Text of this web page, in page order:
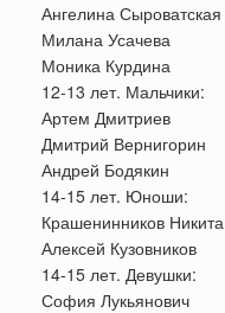
Ангелина Сыроватская
Милана Усачева
Моника Курдина
12-13 лет. Мальчики:
Артем Дмитриев
Дмитрий Вернигорин
Андрей Бодякин
14-15 лет. Юноши:
Крашенинников Никита
Алексей Кузовников
14-15 лет. Девушки:
София Лукьянович